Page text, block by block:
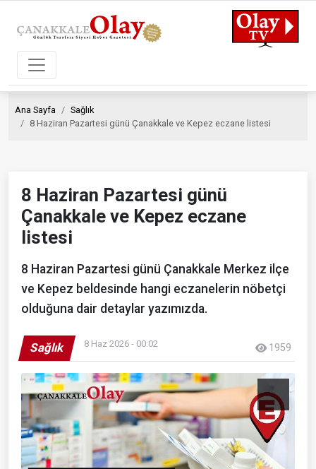
Ana Sayfa
Sağlık
8 Haziran Pazartesi günü Çanakkale ve Kepez eczane listesi
8 Haziran Pazartesi günü
Çanakkale ve Kepez eczane
listesi
8 Haziran Pazartesi günü Çanakkale Merkez ilçe
ve Kepez beldesinde hangi eczanelerin nöbetçi
olduğuna dair detaylar yazımızda.
Sağlık 8 Haz 2026 - 00:02 1959